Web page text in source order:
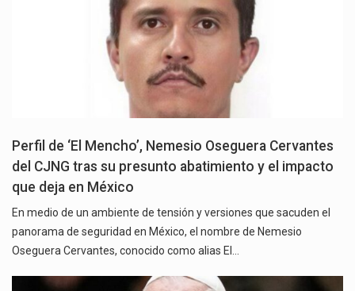
Perfil de ‘El Mencho’, Nemesio Oseguera Cervantes
del CJNG tras su presunto abatimiento y el impacto
que deja en México
En medio de un ambiente de tensión y versiones que sacuden el
panorama de seguridad en México, el nombre de Nemesio
Oseguera Cervantes, conocido como alias El…